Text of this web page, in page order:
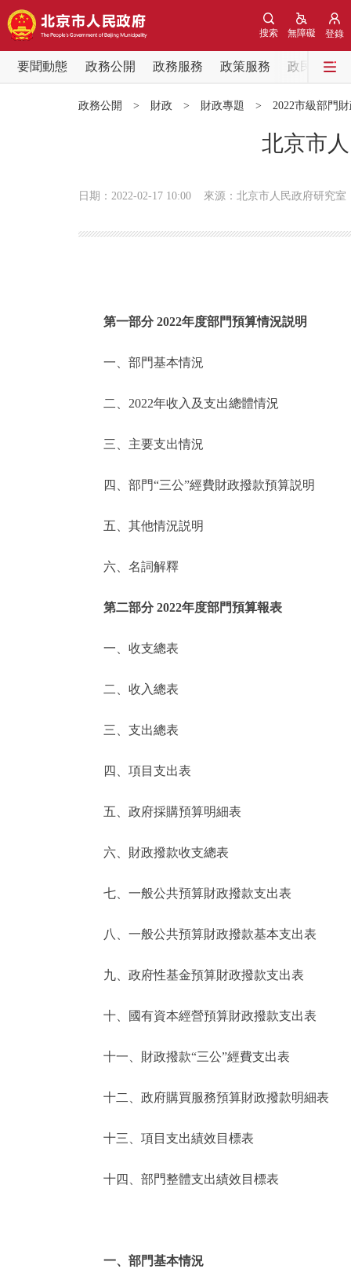
登錄
無障礙
搜索
要聞動態 政務公開 政務服務 政策服務
政民互動
便民服務
仲介服務
政民互動
12345網上接訴即辦
參與調查
走進北京
北京概況
綠色北京
ENGLISH
政務公開 > 財政 > 財政專題 > 2022市級部門
北京市
日期：2022-02-17 10:00 來源：北京市人民政府研究室
第一部分 2022年度部門預算情況説明
一、部門基本情況
二、2022年收入及支出總體情況
三、主要支出情況
四、部門“三公”經費財政撥款預算説明
五、其他情況説明
六、名詞解釋
第二部分 2022年度部門預算報表
一、收支總表
二、收入總表
三、支出總表
四、項目支出表
五、政府採購預算明細表
六、財政撥款收支總表
七、一般公共預算財政撥款支出表
八、一般公共預算財政撥款基本支出表
九、政府性基金預算財政撥款支出表
十、國有資本經營預算財政撥款支出表
十一、財政撥款“三公”經費支出表
十二、政府購買服務預算財政撥款明細表
十三、項目支出績效目標表
十四、部門整體支出績效目標表
一、部門基本情況